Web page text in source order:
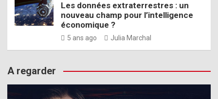
Les données extraterrestres : un
nouveau champ pour l’intelligence
économique ?
5 ans ago Julia Marchal
A regarder